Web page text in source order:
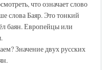
что означает слово
слова Баяр. Это тонкий
баян. Европейцы или
Значение двух русских